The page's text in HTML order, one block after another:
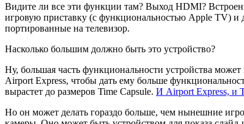
Видите ли все эти функции там? Выход HDMI?
игровую приставку (с функциональностью Apple TV) и
портированные на телевизор.
Насколько большим должно быть это устройство?
Ну, большая часть функциональности устройства
Airport Express, чтобы дать ему больше
вырастет до размеров Time Capsule. И Airport Express, и
Но он может делать гораздо больше, чем нынешние